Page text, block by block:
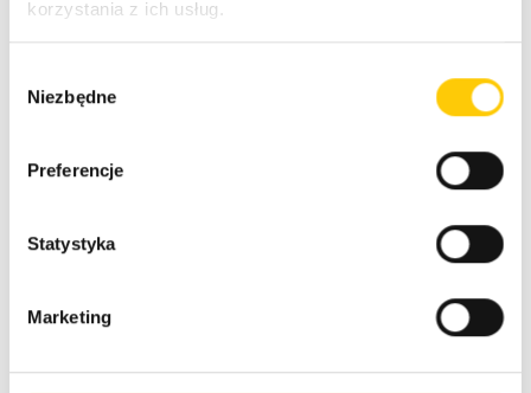
korzystania z ich usług.
Niezbędne
Preferencje
Statystyka
Marketing
Rezultaty
Efekty i wartość